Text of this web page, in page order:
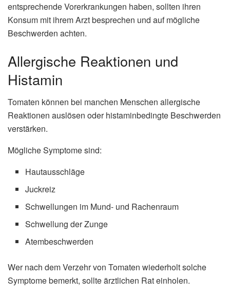
entsprechende Vorerkrankungen haben, sollten ihren
Konsum mit ihrem Arzt besprechen und auf mögliche
Beschwerden achten.
Allergische Reaktionen und
Histamin
Tomaten können bei manchen Menschen allergische
Reaktionen auslösen oder histaminbedingte Beschwerden
verstärken.
Mögliche Symptome sind:
Hautausschläge
Juckreiz
Schwellungen im Mund- und Rachenraum
Schwellung der Zunge
Atembeschwerden
Wer nach dem Verzehr von Tomaten wiederholt solche
Symptome bemerkt, sollte ärztlichen Rat einholen.